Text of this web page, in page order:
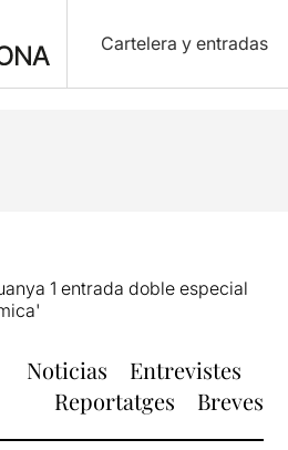
Cartelera y entradas
1 entrada doble especial
Noticias
Entrevistes
Reportatges
Breves